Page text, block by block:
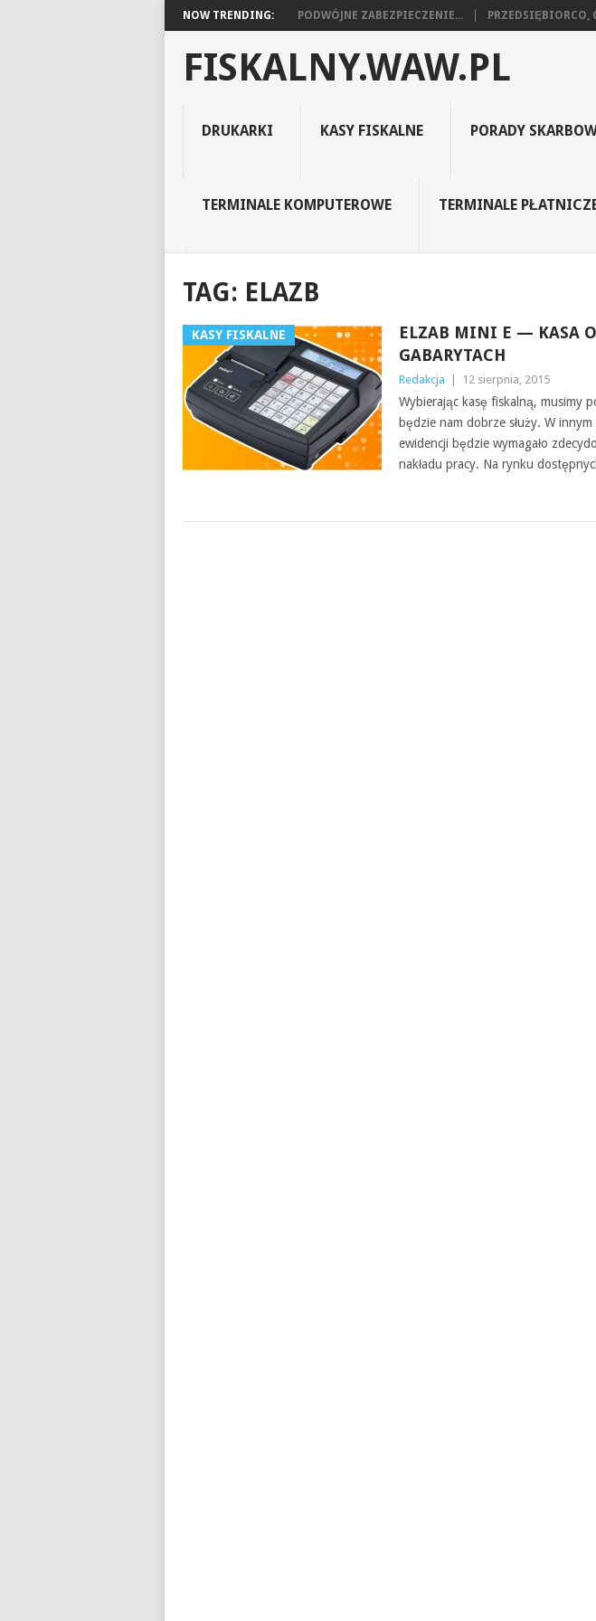
NOW TRENDING: PODWÓJNE ZABEZPIECZENIE... PRZEDSIĘBIORCO,
FISKALNY.WAW.PL
DRUKARKI KASY FISKALNE PORADY
TERMINALE KOMPUTEROWE TERMINALE
TAG: ELAZB
KASY FISKALNE
ELZAB MINI E — KASA
GABARYTACH
Redakcja 12 sierpnia, 2015
Wybierając kasę fiskalną, musimy
będzie nam dobrze służy. W
ewidencji będzie wymagało
nakładu pracy. Na rynku